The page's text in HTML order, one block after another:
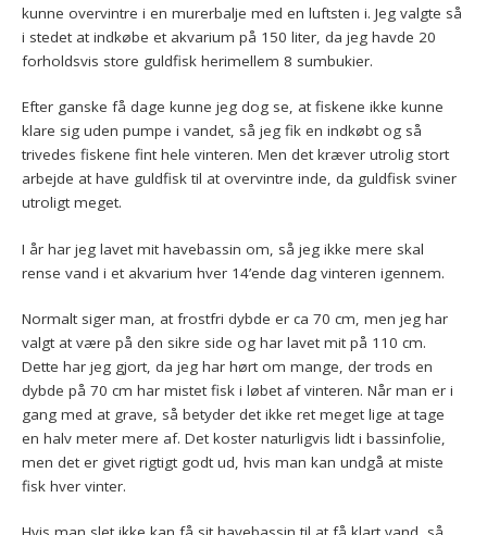
kunne overvintre i en murerbalje med en luftsten i. Jeg valgte så
i stedet at indkøbe et akvarium på 150 liter, da jeg havde 20
forholdsvis store guldfisk herimellem 8 sumbukier.
Efter ganske få dage kunne jeg dog se, at fiskene ikke kunne
klare sig uden pumpe i vandet, så jeg fik en indkøbt og så
trivedes fiskene fint hele vinteren. Men det kræver utrolig stort
arbejde at have guldfisk til at overvintre inde, da guldfisk sviner
utroligt meget.
I år har jeg lavet mit havebassin om, så jeg ikke mere skal
rense vand i et akvarium hver 14’ende dag vinteren igennem.
Normalt siger man, at frostfri dybde er ca 70 cm, men jeg har
valgt at være på den sikre side og har lavet mit på 110 cm.
Dette har jeg gjort, da jeg har hørt om mange, der trods en
dybde på 70 cm har mistet fisk i løbet af vinteren. Når man er i
gang med at grave, så betyder det ikke ret meget lige at tage
en halv meter mere af. Det koster naturligvis lidt i bassinfolie,
men det er givet rigtigt godt ud, hvis man kan undgå at miste
fisk hver vinter.